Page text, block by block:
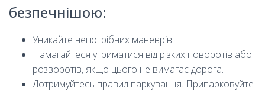
безпечнішою:
Уникайте непотрібних маневрів.
Намагайтеся утриматися від різких поворотів або
розворотів, якщо цього не вимагає дорога.
Дотримуйтесь правил паркування. Припарковуйте